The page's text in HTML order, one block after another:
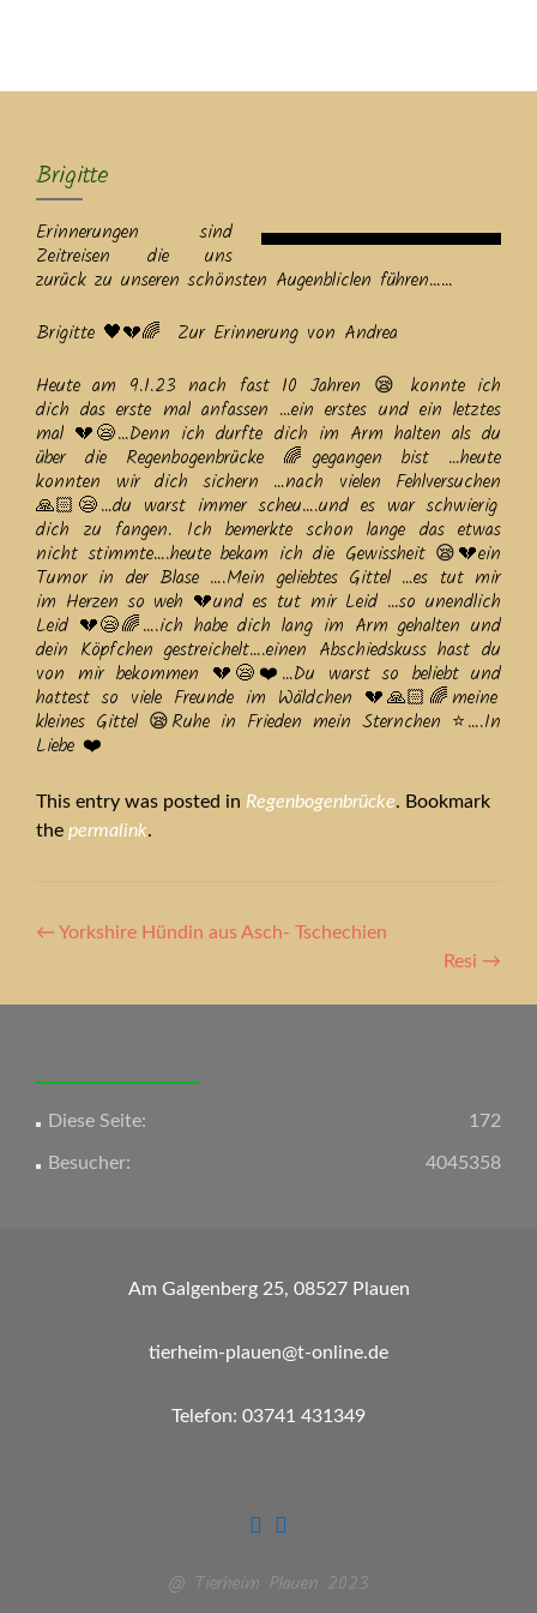
Brigitte
Erinnerungen sind
Zeitreisen die uns
zurück zu unseren schönsten Augenbliclen führen……
Brigitte 🖤💔🌈 Zur Erinnerung von Andrea
Heute am 9.1.23 nach fast 10 Jahren 😪 konnte ich
dich das erste mal anfassen …ein erstes und ein letztes
mal 💔😪…Denn ich durfte dich im Arm halten als du
über die Regenbogenbrücke 🌈gegangen bist …heute
konnten wir dich sichern …nach vielen Fehlversuchen
🙏🏻😪…du warst immer scheu….und es war schwierig
dich zu fangen. Ich bemerkte schon lange das etwas
nicht stimmte….heute bekam ich die Gewissheit 😪💔ein
Tumor in der Blase ….Mein geliebtes Gittel …es tut mir
im Herzen so weh 💔und es tut mir Leid …so unendlich
Leid 💔😪🌈….ich habe dich lang im Arm gehalten und
dein Köpfchen gestreichelt….einen Abschiedskuss hast du
von mir bekommen 💔😪❤️…Du warst so beliebt und
hattest so viele Freunde im Wäldchen 💔🙏🏻🌈meine
kleines Gittel 😪Ruhe in Frieden mein Sternchen ⭐️….In
Liebe ❤️
This entry was posted in Regenbogenbrücke. Bookmark
the permalink.
Artikel-
← Yorkshire Hündin aus Asch- Tschechien
Resi →
172
Diese Seite:
4045358
Besucher:
Am Galgenberg 25, 08527 Plauen
tierheim-plauen@t-online.de
Telefon: 03741 431349
@ Tierheim Plauen 2023